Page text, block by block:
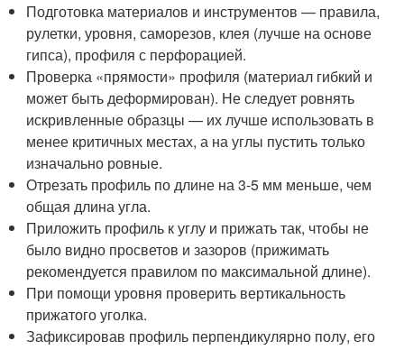
Подготовка материалов и инструментов — правила,
рулетки, уровня, саморезов, клея (лучше на основе
гипса), профиля с перфорацией.
Проверка «прямости» профиля (материал гибкий и
может быть деформирован). Не следует ровнять
искривленные образцы — их лучше использовать в
менее критичных местах, а на углы пустить только
изначально ровные.
Отрезать профиль по длине на 3-5 мм меньше, чем
общая длина угла.
Приложить профиль к углу и прижать так, чтобы не
было видно просветов и зазоров (прижимать
рекомендуется правилом по максимальной длине).
При помощи уровня проверить вертикальность
прижатого уголка.
Зафиксировав профиль перпендикулярно полу, его